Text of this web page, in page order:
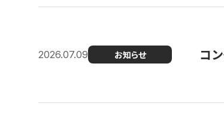
2026.07.09 お知らせ コ